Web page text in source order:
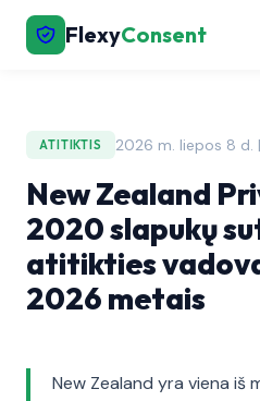
FlexyConsent
ATITIKTIS 2026 m. liepos 8 d.
New Zealand
2020 slapukų
atitikties
2026 metais
New Zealand yra viena iš